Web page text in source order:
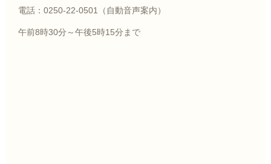
電話：0250-22-0501（自動音声案内）
午前8時30分～午後5時15分まで